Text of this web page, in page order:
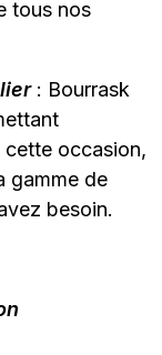
tous nos
: Bourrask
cette occasion,
gamme de
besoin.